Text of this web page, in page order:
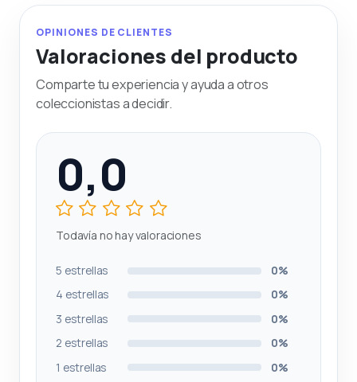
OPINIONES DE CLIENTES
Valoraciones del producto
Comparte tu experiencia y ayuda a otros
coleccionistas a decidir.
0,0
Todavía no hay valoraciones
5 estrellas
0%
4 estrellas
0%
3 estrellas
0%
2 estrellas
0%
1 estrellas
0%